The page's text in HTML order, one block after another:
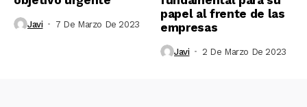
Javi 7 De Marzo De 2023
papel al frente de las
empresas
Javi 2 De Marzo De 2023